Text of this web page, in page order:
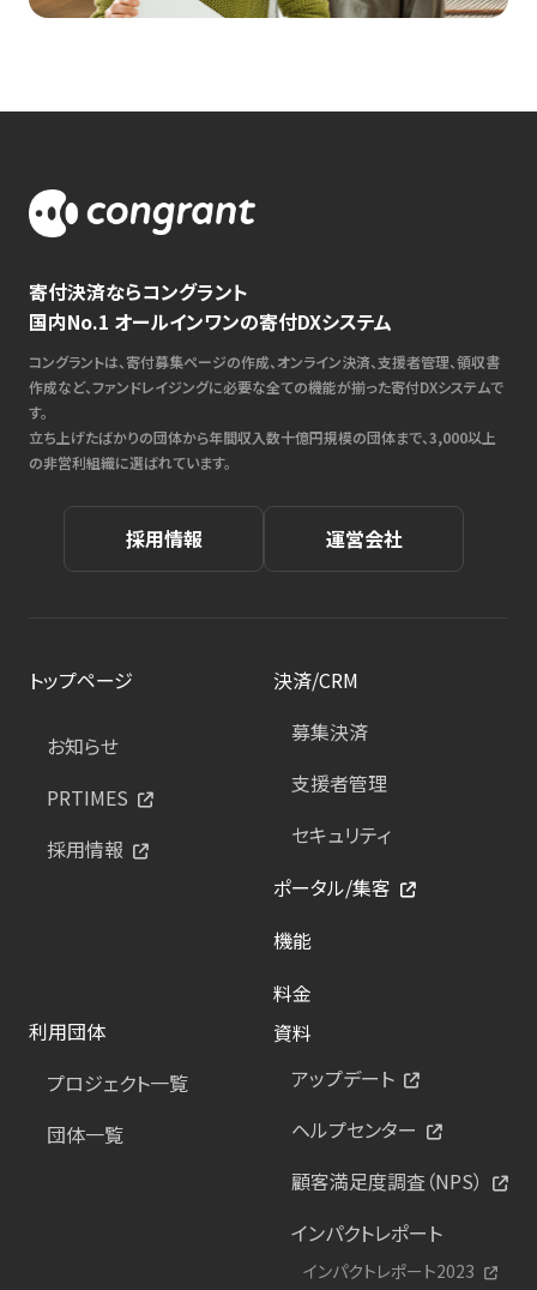
寄付決済ならコングラント
国内No.1 オールインワンの寄付DXシステム
コングラントは、寄付募集ページの作成、オンライン決済、支援者管理、領収書
作成など、ファンドレイジングに必要な全ての機能が揃った寄付DXシステムで
す。
立ち上げたばかりの団体から年間収入数十億円規模の団体まで、3,000以上
の非営利組織に選ばれています。
採用情報 運営会社
トップページ
お知らせ
PRTIMES
採用情報
決済/CRM
募集決済
支援者管理
セキュリティ
ポータル/集客
機能
料金
利用団体
プロジェクト一覧
団体一覧
資料
アップデート
ヘルプセンター
顧客満足度調査（NPS）
インパクトレポート
インパクトレポート2023